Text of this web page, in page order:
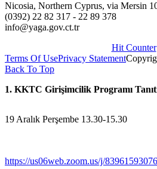
Nicosia, Northern Cyprus, via Mersin
(0392) 22 82 317 - 22 89 378
info@yaga.gov.ct.tr
Hit Counter
Terms Of UsePrivacy Statement
Back To Top
1. KKTC Girişimcilik Programı
19 Aralık Perşembe 13.30-15.30
https://us06web.zoom.us/j/83961593076